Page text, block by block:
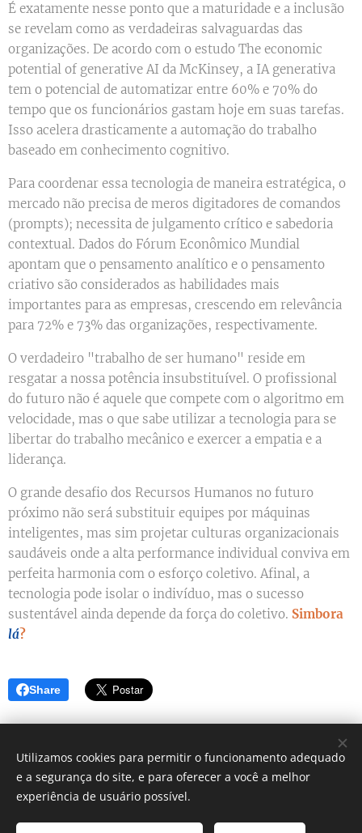
É exatamente nesse ponto que a maturidade e a inclusão
se revelam como as verdadeiras salvaguardas das
organizações. De acordo com o estudo The economic
potential of generative AI da McKinsey, a IA generativa
tem o potencial de automatizar entre 60% e 70% do
tempo que os funcionários gastam hoje em suas tarefas.
Isso acelera drasticamente a automação do trabalho
baseado em conhecimento cognitivo.
Para coordenar essa tecnologia de maneira estratégica, o
mercado não precisa de meros digitadores de comandos
(prompts); necessita de julgamento crítico e sabedoria
contextual. Dados do Fórum Econômico Mundial
apontam que o pensamento analítico e o pensamento
criativo são considerados as habilidades mais
importantes para as empresas, crescendo em relevância
para 72% e 73% das organizações, respectivamente.
O verdadeiro "trabalho de ser humano" reside em
resgatar a nossa potência insubstituível. O profissional
do futuro não é aquele que compete com o algoritmo em
velocidade, mas o que sabe utilizar a tecnologia para se
libertar do trabalho mecânico e exercer a empatia e a
liderança.
O grande desafio dos Recursos Humanos no futuro
próximo não será substituir equipes por máquinas
inteligentes, mas sim projetar culturas organizacionais
saudáveis onde a alta performance individual conviva em
perfeita harmonia com o esforço coletivo. Afinal, a
tecnologia pode isolar o indivíduo, mas o sucesso
sustentável ainda depende da força do coletivo. Simbora
lá?
Share
Simbora lá? - Blog de dicas
Instagram:@blog_simborala
Utilizamos cookies para permitir o funcionamento adequado
e a segurança do site, e para oferecer a você a melhor
experiência de usuário possível.